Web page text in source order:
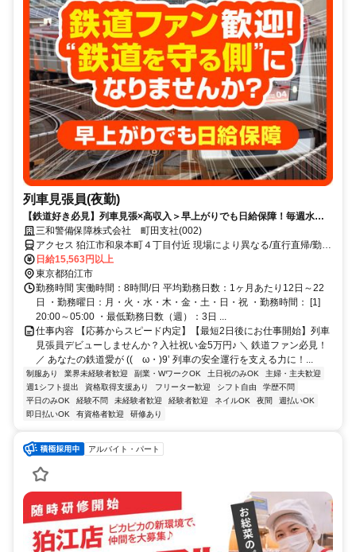
列車見張員(夜勤)
【鉄道好き必見】列車見張×高収入＞早上がりでも日給保障！毎週水曜
が給料日！日払いもOK！
三和警備保障株式会社 町田支社(002)
アクセス 狛江市和泉本町４丁目付近 現場により異なる/直行直帰/勤務
地相談可 ■週3日～■電話面接
日給15,563円以上
東京都狛江市
勤務時間 実働時間：8時間/日 平均勤務日数：1ヶ月あたり12日～22
日 ・勤務曜日：月・火・水・木・金・土・日・祝 ・勤務時間： [1]
20:00～05:00 ・最低勤務日数（週）：3日 ...
仕事内容 【応募からスピード内定】【最短2日後にお仕事開始】列車
見張員デビューしませんか？入社祝い金5万円♪ ＼ 鉄道ファン必見！
／ あなたの鉄道愛が ((ゝω・)9’ 列車の安全運行を支える力に！...
制服あり 業界未経験者歓迎 副業・WワークOK 土日祝のみOK
主婦・主夫歓迎
週1シフト提出
資格取得支援あり フリーター歓迎 シフト自由
学歴不問
平日のみOK
経験不問 未経験者歓迎 経験者歓迎 ネイルOK 夜間
週払いOK
即日払いOK
有資格者歓迎 研修あり
アルバイト・パート